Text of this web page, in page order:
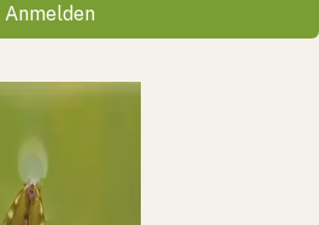
Anmelden